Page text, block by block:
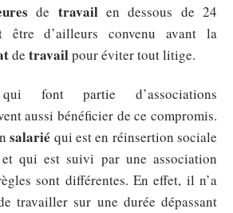
de travail en dessous de 24
d’ailleurs convenu avant la
de travailpour éviter tout litige.
font partie d’associations
aussi bénéficier de ce compromis.
salarié qui est en réinsertion sociale
qui est suivi par une association
sont différentes. En effet, il n’a
travailler sur une durée dépassant